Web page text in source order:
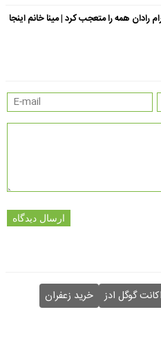
همه را متعجب کرد | مینا خانم اینجا
ارسال دیدگاه
گوگل ادز
خرید زعفران